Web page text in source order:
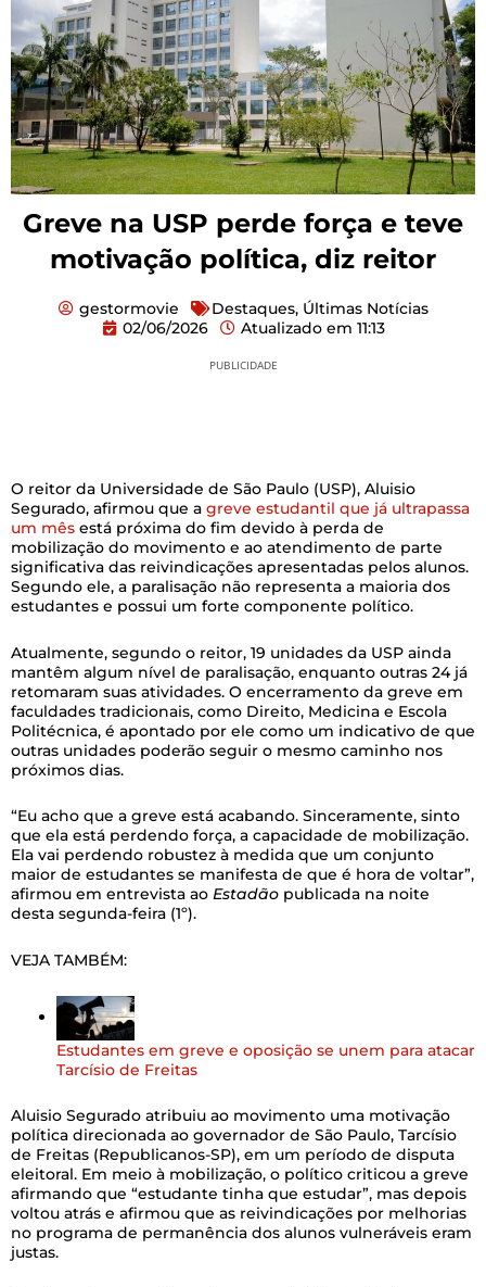
Greve na USP perde força e teve
motivação política, diz reitor
gestormovie Destaques, Últimas Notícias
02/06/2026
Atualizado em 11:13
PUBLICIDADE
O reitor da Universidade de São Paulo (USP), Aluisio
Segurado, afirmou que a greve estudantil que já ultrapassa
um mês está próxima do fim devido à perda de
mobilização do movimento e ao atendimento de parte
significativa das reivindicações apresentadas pelos alunos.
Segundo ele, a paralisação não representa a maioria dos
estudantes e possui um forte componente político.
Atualmente, segundo o reitor, 19 unidades da USP ainda
mantêm algum nível de paralisação, enquanto outras 24 já
retomaram suas atividades. O encerramento da greve em
faculdades tradicionais, como Direito, Medicina e Escola
Politécnica, é apontado por ele como um indicativo de que
outras unidades poderão seguir o mesmo caminho nos
próximos dias.
“Eu acho que a greve está acabando. Sinceramente, sinto
que ela está perdendo força, a capacidade de mobilização.
Ela vai perdendo robustez à medida que um conjunto
maior de estudantes se manifesta de que é hora de voltar”,
afirmou em entrevista ao Estadão publicada na noite
desta segunda-feira (1º).
VEJA TAMBÉM:
Estudantes em greve e oposição se unem para atacar
Tarcísio de Freitas
Aluisio Segurado atribuiu ao movimento uma motivação
política direcionada ao governador de São Paulo, Tarcísio
de Freitas (Republicanos-SP), em um período de disputa
eleitoral. Em meio à mobilização, o político criticou a greve
afirmando que “estudante tinha que estudar”, mas depois
voltou atrás e afirmou que as reivindicações por melhorias
no programa de permanência dos alunos vulneráveis eram
justas.